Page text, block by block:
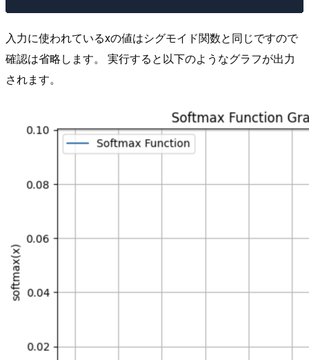
入力に使われているxの値はシグモイド関数と同じですので
確認は省略します。 実行すると以下のようなグラフが出力
されます。